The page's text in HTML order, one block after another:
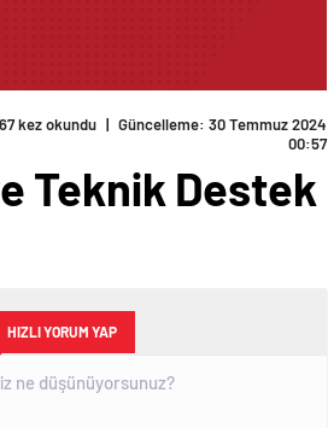
kez okundu | Güncelleme: 30 Temmuz 2024
00:57
Teknik Destek
HIZLI YORUM YAP